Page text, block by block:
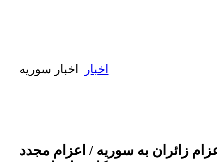
اخبار اخبار سوریه
زائران به سوریه / اعزام مجدد